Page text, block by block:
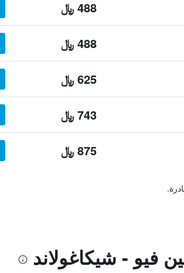
488 ﷼
488 ﷼
625 ﷼
743 ﷼
875 ﷼
فيو - شيكاغولاند